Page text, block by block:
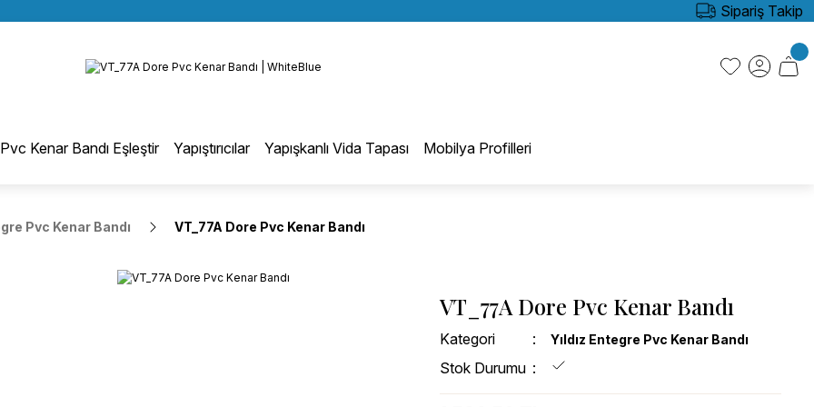
BÜTÜN ALIŞVERİŞLERİNİZDE KARGO BEDAVA!
KREDİ KARTINA 6 TAKSİT SEÇENEĞİ
Sipariş Takip
Pvc Kenar Bandı Eşleştir Yapıştırıcılar Yapışkanlı Vida Tapası Mobilya Profilleri
Pvc Kenar Bandı VT_77A Dore Pvc Kenar Bandı
VT_77A Dore Pvc Kenar Bandı
Kategori Yıldız Entegre Pvc Kenar Bandı
Stok Durumu
Eğri Kenar Hotmelt Tutkalı